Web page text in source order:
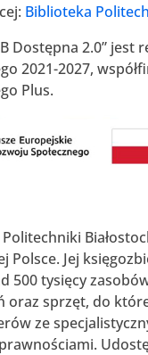
Biblioteka
Dostępna 2.0”
2021-2027,
Plus.
Polsce. Jej
500 tysięcy
oraz sprzęt, do
ze